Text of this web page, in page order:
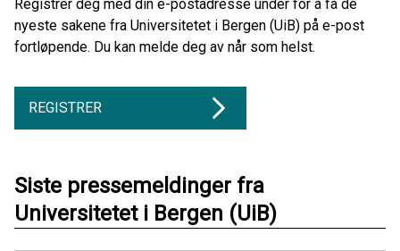
Registrer deg med din e-postadresse under for å få de
nyeste sakene fra Universitetet i Bergen (UiB) på e-post
fortløpende. Du kan melde deg av når som helst.
REGISTRER
Siste pressemeldinger fra
Universitetet i Bergen (UiB)